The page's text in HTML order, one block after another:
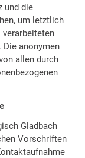
und die
um letztlich
Die anonymen
allen durch
Gladbach
Vorschriften